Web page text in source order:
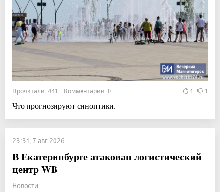
Прочитали: 441 Комментарии: 0 1 1
Что прогнозируют синоптики.
23:31, 7 авг 2026
В Екатеринбурге атакован логистический
центр WB
Новости